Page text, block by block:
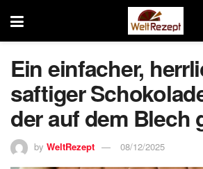
Ein einfacher,
saftiger
der auf dem Blech
by WeltRezept 08/12/2025